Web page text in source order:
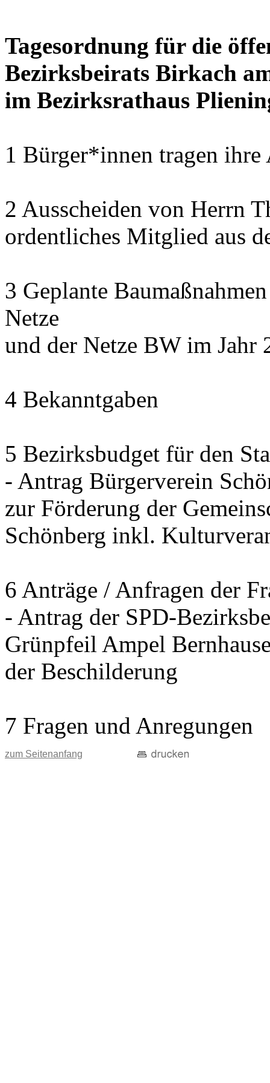
Tagesordnung für die
Bezirksbeirats Birkach
im Bezirksrathaus
1 Bürger*innen tragen
2 Ausscheiden von Herrn
ordentliches Mitglied aus
3 Geplante
Netze
und der Netze BW im Jahr
4 Bekanntgaben
5 Bezirksbudget für den
- Antrag Bürgerverein
zur Förderung der
Schönberg inkl.
6 Anträge / Anfragen der
- Antrag der SPD-
Grünpfeil Ampel
der Beschilderung
7 Fragen und Anregungen
zum Seitenanfang